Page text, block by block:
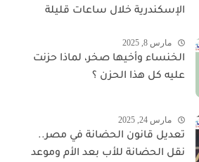
الإسكندرية خلال ساعات قليلة
مارس 8, 2025
الخنساء وأخيها صخر، لماذا حزنت
عليه كل هذا الحزن ؟
مارس 24, 2025
تعديل قانون الحضانة في مصر..
نقل الحضانة للأب بعد الأم وموعد